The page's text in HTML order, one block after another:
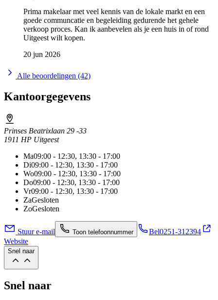
Prima makelaar met veel kennis van de lokale markt en een
goede communcatie en begeleiding gedurende het gehele
verkoop proces. Kan ik aanbevelen als je een huis in of rond
Uitgeest wilt kopen.
20 jun 2026
Alle beoordelingen (42)
Kantoorgegevens
Prinses Beatrixlaan 29 -33
1911 HP Uitgeest
Ma09:00 - 12:30, 13:30 - 17:00
Di09:00 - 12:30, 13:30 - 17:00
Wo09:00 - 12:30, 13:30 - 17:00
Do09:00 - 12:30, 13:30 - 17:00
Vr09:00 - 12:30, 13:30 - 17:00
ZaGesloten
ZoGesloten
Stuur e-mail Toon telefoonnummer Bel0251-312394
Website
Snel naar
Snel naar